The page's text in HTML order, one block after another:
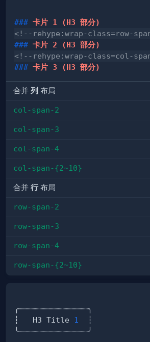
### 卡片 1 (H3 部分)
<!--rehype:wrap-class=row-
### 卡片 2 (H3 部分)
<!--rehype:wrap-class=col-
### 卡片 3 (H3 部分)
合并 列 布局
col-span-2
col-span-3
col-span-4
col-span-{2~10}
合并 行 布局
row-span-2
row-span-3
row-span-4
row-span-{2~10}
┆   H3 Title 1